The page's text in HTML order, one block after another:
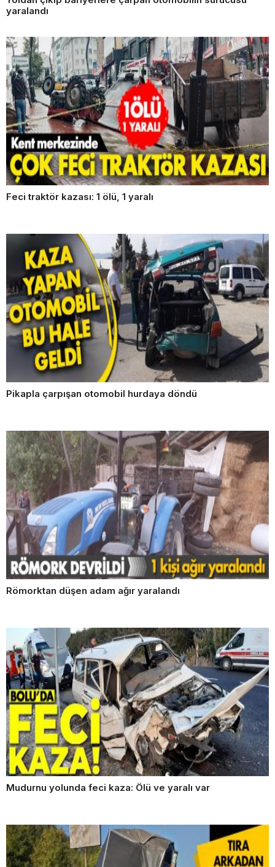
yaralandı
Feci traktör kazası: 1 ölü, 1 yaralı
Pikapla çarpışan otomobil hurdaya döndü
Römorktan düşen adam ağır yaralandı
Mudurnu yolunda feci kaza: Ölü ve yaralı var